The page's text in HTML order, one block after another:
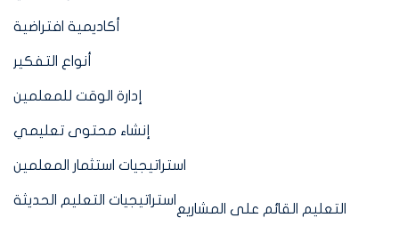
أكاديمية افتراضية
أنواع التفكير
إدارة الوقت للمعلمين
إنشاء محتوى تعليمي
استراتيجيات استثمار المعلمين
استراتيجيات التعليم الحديثة
التعليم القائم على المشاريع